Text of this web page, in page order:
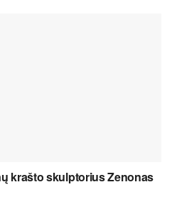
krašto skulptorius Zenonas